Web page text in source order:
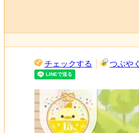
チェックする つぶやく